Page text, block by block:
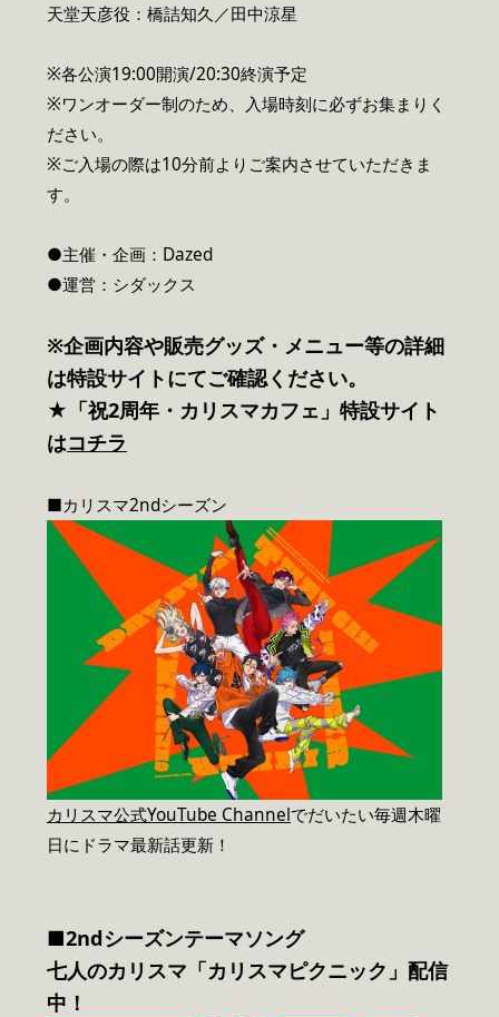
天堂天彦役：橋詰知久／田中涼星
※各公演19:00開演/20:30終演予定
※ワンオーダー制のため、入場時刻に必ずお集まりく
ださい。
※ご入場の際は10分前よりご案内させていただきま
す。
●主催・企画：Dazed
●運営：シダックス
※企画内容や販売グッズ・メニュー等の詳細
は特設サイトにてご確認ください。
★「祝2周年・カリスマカフェ」特設サイト
はコチラ
■カリスマ2ndシーズン
カリスマ公式YouTube Channelでだいたい毎週木曜
日にドラマ最新話更新！
■2ndシーズンテーマソング
七人のカリスマ「カリスマピクニック」配信
中！